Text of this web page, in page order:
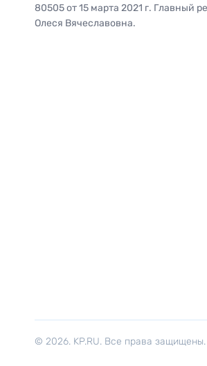
80505 от 15 марта 2021 г. Главный
Олеся Вячеславовна.
© 2026. KP.RU. Все права защищены.